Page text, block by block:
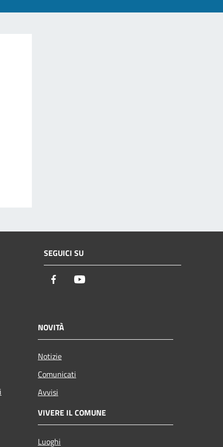
SEGUICI SU
Facebook
NOVITÀ
Notizie
Comunicati
Avvisi
VIVERE IL COMUNE
Luoghi